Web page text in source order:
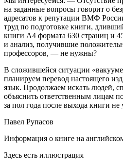
на заданные вопросы говорит о
адресатов к репутации ВМФ
труд по подготовке книги,
книги А4 формата 630 страниц и
и анализ, получившие
профессоров, — не нужны?
В сложившейся ситуации
планируем перевод настоящего
язык. Продолжаем искать людей,
объяснить ответственным лицам
за пол года после выхода книги не
Павел Рупасов
Информация о книге на
Здесь есть иллюстрация